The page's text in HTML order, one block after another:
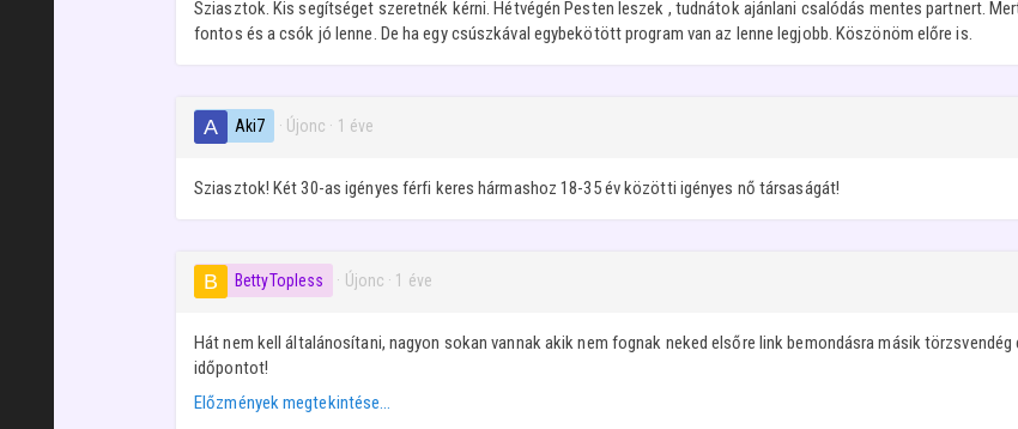
Sziasztok. Kis segítséget szeretnék kérni. Hétvégén Pesten leszek , tudnátok ajánlani csalódás mentes partnert.
fontos és a csók jó lenne. De ha egy csúszkával egybekötött program van az lenne legjobb. Köszönöm előre is.
Aki7 · Újonc · 1 éve
Sziasztok! Két 30-as igényes férfi keres hármashoz 18-35 év közötti igényes nő társaságát!
BettyTopless · Újonc · 1 éve
Hát nem kell általánosítani, nagyon sokan vannak akik nem fognak neked elsőre link bemondásra másik
időpontot!
Előzmények megtekintése…